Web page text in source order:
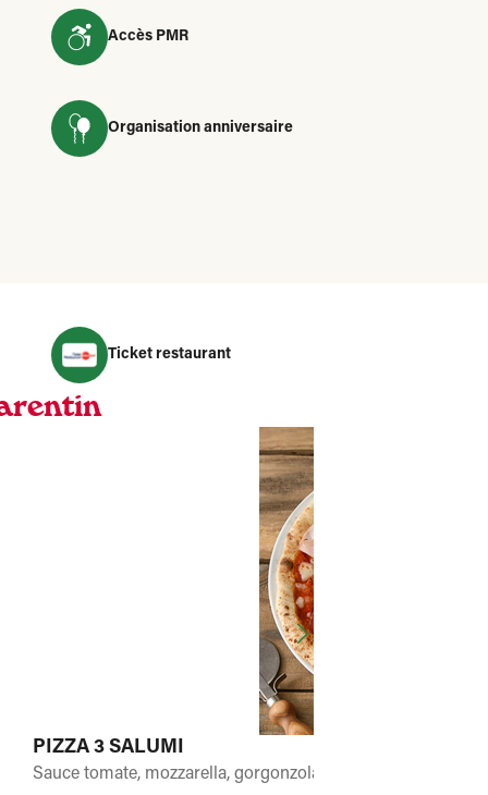
Accès PMR
Organisation anniversaire
Ticket restaurant
PIZZA 3 SALUMI
Sauce tomate, mozzarella, gorgonzola. Après cuisson :